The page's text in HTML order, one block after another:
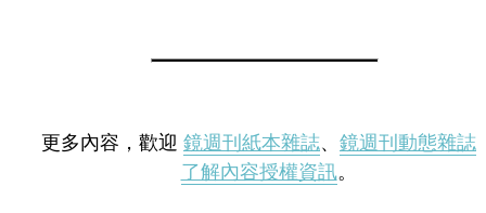
更多內容，歡迎 鏡週刊紙本雜誌、 鏡週刊動態雜誌
了解內容授權資訊。